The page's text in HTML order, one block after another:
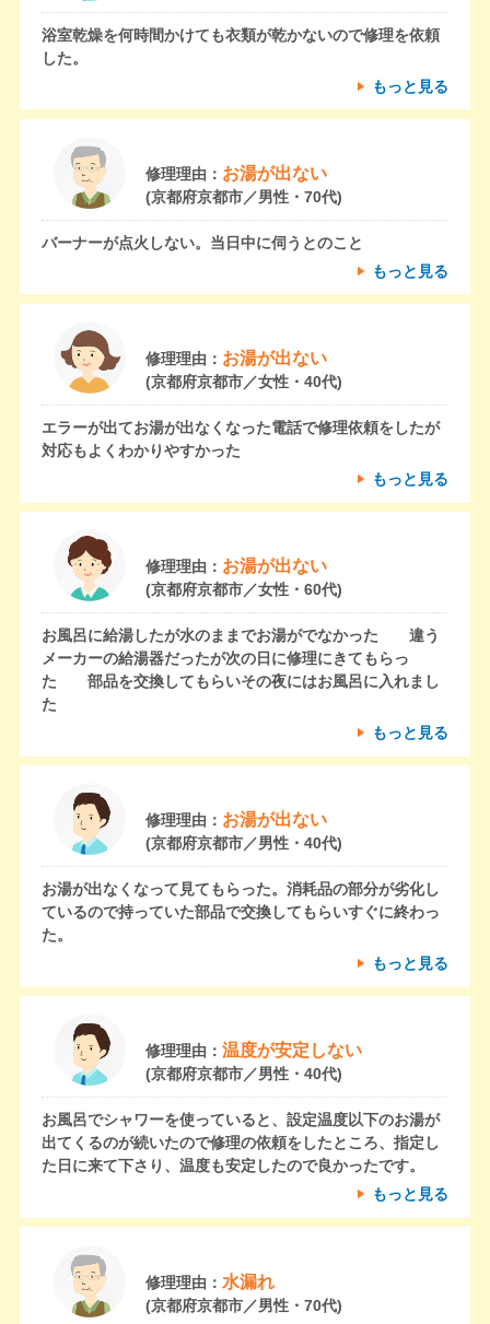
浴室乾燥を何時間かけても衣類が乾かないので修理を依頼
した。
もっと見る
修理理由： お湯が出ない
(京都府京都市／男性・70代)
バーナーが点火しない。当日中に伺うとのこと
もっと見る
修理理由： お湯が出ない
(京都府京都市／女性・40代)
エラーが出てお湯が出なくなった電話で修理依頼をしたが
対応もよくわかりやすかった
もっと見る
修理理由： お湯が出ない
(京都府京都市／女性・60代)
お風呂に給湯したが水のままでお湯がでなかった 違う
メーカーの給湯器だったが次の日に修理にきてもらっ
た 部品を交換してもらいその夜にはお風呂に入れまし
た
もっと見る
修理理由： お湯が出ない
(京都府京都市／男性・40代)
お湯が出なくなって見てもらった。消耗品の部分が劣化し
ているので持っていた部品で交換してもらいすぐに終わっ
た。
もっと見る
修理理由： 温度が安定しない
(京都府京都市／男性・40代)
お風呂でシャワーを使っていると、設定温度以下のお湯が
出てくるのが続いたので修理の依頼をしたところ、指定し
た日に来て下さり、温度も安定したので良かったです。
もっと見る
修理理由： 水漏れ
(京都府京都市／男性・70代)